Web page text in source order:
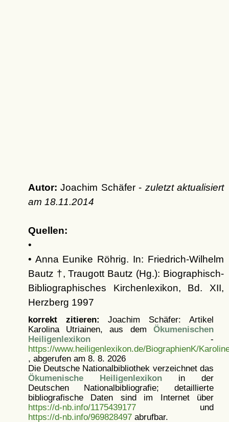
Autor: Joachim Schäfer - zuletzt aktualisiert
am 18.11.2014
Quellen:
•
• Anna Eunike Röhrig. In: Friedrich-Wilhelm
Bautz †, Traugott Bautz (Hg.): Biographisch-
Bibliographisches Kirchenlexikon, Bd. XII,
Herzberg 1997
korrekt zitieren: Joachim Schäfer: Artikel
Karolina Utriainen, aus dem Ökumenischen
Heiligenlexikon-
https://www.heiligenlexikon.de/BiographienK/
, abgerufen am 8. 8. 2026
Die Deutsche Nationalbibliothek verzeichnet das
Ökumenische Heiligenlexikonin der
Deutschen Nationalbibliografie; detaillierte
bibliografische Daten sind im Internet über
https://d-nb.info/1175439177und
https://d-nb.info/969828497abrufbar.